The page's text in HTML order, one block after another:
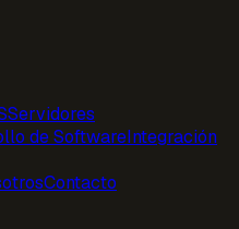
Servidores
de SoftwareIntegración
Contacto